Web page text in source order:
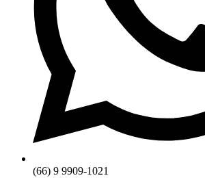
(66) 9 9909-1021